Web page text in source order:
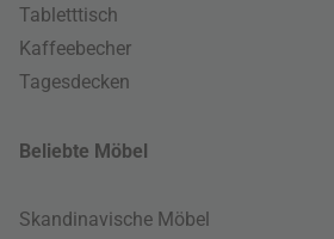
Tabletttisch
Kaffeebecher
Tagesdecken
Beliebte Möbel
Skandinavische Möbel